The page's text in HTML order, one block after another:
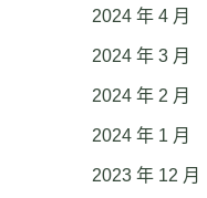
2024 年 4 月
2024 年 3 月
2024 年 2 月
2024 年 1 月
2023 年 12 月